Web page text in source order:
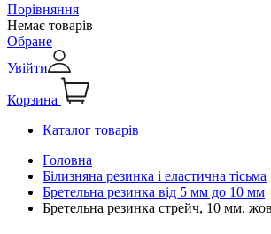
Порівняння
Немає товарів
Обране
Увійти
Корзина
Каталог товарів
Головна
Білизняна резинка і еластична тісьма
Бретельна резинка від 5 мм до 10 мм
Бретельна резинка стрейч, 10 мм,